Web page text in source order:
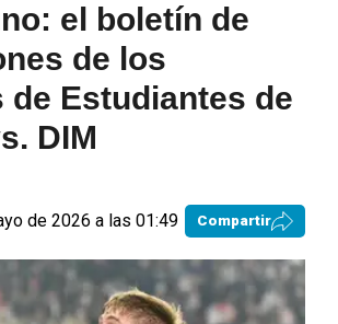
el boletín de
de los
de Estudiantes de
DIM
de 2026 a las 01:49 Compartir